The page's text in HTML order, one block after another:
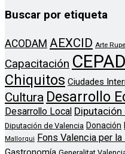
Buscar por etiqueta
ACODAM AEXCID Arte
Capacitación CEPAD
Chiquitos Ciudades
Cultura Desarrollo
Desarrollo Local Diputación
Diputación de Valencia Donación
Mallorqui
Fons Valencia per